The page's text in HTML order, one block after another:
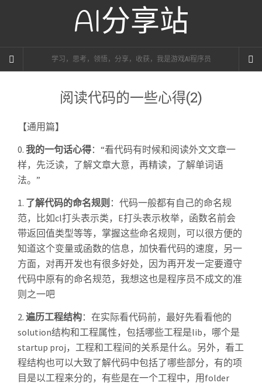
AI分享站
学习，思考，领悟，分享，收获，我是游戏AI程序员
阅读代码的一些心得(2)
【通用篇】
0. 我的一句话心得：“看代码有时候和阅读外文文章一
样，先泛读，了解文章大意，再精读，了解单词语
法。”
1. 了解代码的命名规则 ：代码一般都有自己的命名规
范，比如cl打头表示类，E打头表示枚举，函数名前会
带返回值类型等等，掌握这些命名规则，可以很方便的
知道这个变量或函数的信息，加快看代码的速度，另一
方面，对再开发也有很多好处，因为再开发一定要遵守
代码中原有的命名规范，我想这也是程序员不成文的准
则之一吧
2. 遍历工程结构：在实际看代码前，最好先看看他的
solution结构和工程属性，包括哪些工程是lib，哪个是
startup proj，工程和工程间的关系是什么。另外，看工
程结构也可以大致了解代码中包括了哪些部分，有的项
目是以工程来分的，有些是在一个工程中，用folder